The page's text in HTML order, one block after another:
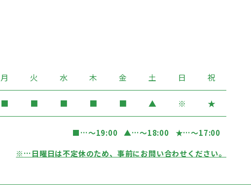
月 火 水 木 金 土 日 祝
■ ■ ■ ■ ■ ▲ ※ ★
■…〜19:00 ▲…〜18:00 ★…〜17:00
※…日曜日は不定休のため、事前にお問い合わせください。